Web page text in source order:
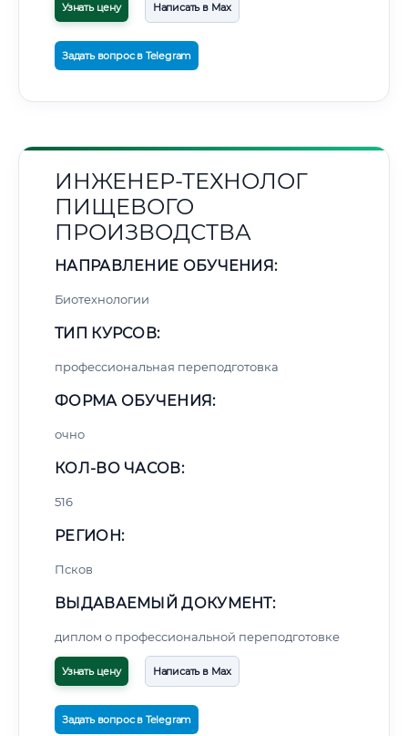
Узнать цену Написать в Max
Задать вопрос в Telegram
ИНЖЕНЕР-ТЕХНОЛОГ
ПИЩЕВОГО
ПРОИЗВОДСТВА
НАПРАВЛЕНИЕ ОБУЧЕНИЯ:
Биотехнологии
ТИП КУРСОВ:
профессиональная переподготовка
ФОРМА ОБУЧЕНИЯ:
очно
КОЛ-ВО ЧАСОВ:
516
РЕГИОН:
Псков
ВЫДАВАЕМЫЙ ДОКУМЕНТ:
диплом о профессиональной переподготовке
Узнать цену Написать в Max
Задать вопрос в Telegram